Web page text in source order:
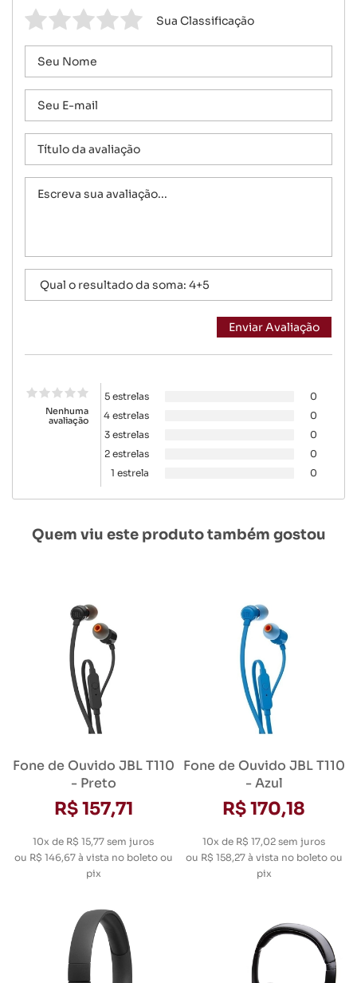
Sua Classificação
Nenhuma
avaliação
5 estrelas
0
4 estrelas
0
3 estrelas
0
2 estrelas
0
1 estrela
0
Quem viu este produto também gostou
Fone de Ouvido JBL T110
- Preto
R$ 157,71
10x de R$ 15,77 sem juros
ou R$ 146,67à vista no boleto ou
pix
Fone de Ouvido JBL T110
- Azul
R$ 170,18
10x de R$ 17,02 sem juros
ou R$ 158,27à vista no boleto ou
pix